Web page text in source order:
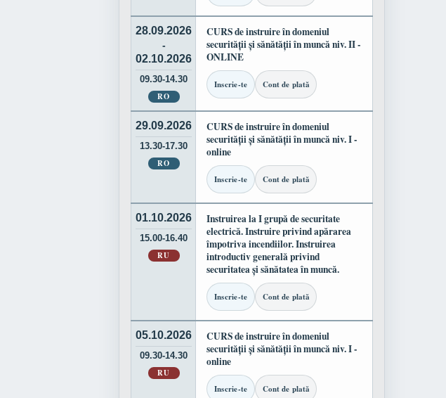
28.09.2026
-
02.10.2026
09.30-14.30
RO
CURS de instruire în domeniul
securității și sănătății în muncă niv. II -
ONLINE
Inscrie-te Cont de plată
29.09.2026
13.30-17.30
RO
CURS de instruire în domeniul
securității și sănătății în muncă niv. I -
online
Inscrie-te Cont de plată
01.10.2026
15.00-16.40
RU
Instruirea la I grupă de securitate
electrică. Instruire privind apărarea
împotriva incendiilor. Instruirea
introductiv generală privind
securitatea și sănătatea în muncă.
Inscrie-te Cont de plată
05.10.2026
09.30-14.30
RU
CURS de instruire în domeniul
securității și sănătății în muncă niv. I -
online
Inscrie-te Cont de plată